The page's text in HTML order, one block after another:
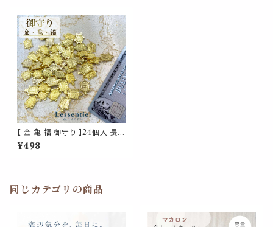
【 金 亀 福 御守り 】24個入 長寿
健康 金運 仕事 家族 幸せ ミニ
カメ お守り 財布 縁起 ゴールド
¥498
同じカテゴリの商品